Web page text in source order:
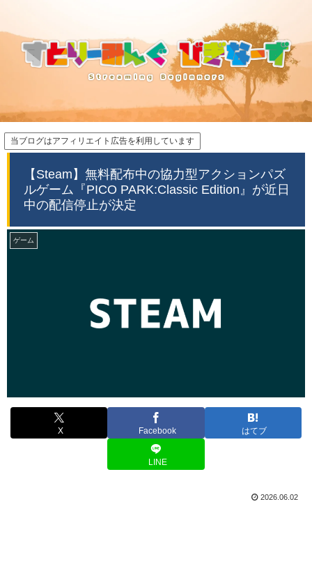
当ブログはアフィリエイト広告を利用しています
【Steam】無料配布中の協力型アクションパズ
ルゲーム『PICO PARK:Classic Edition』が近日
中の配信停止が決定
ゲーム
X Facebook はてブ
LINE
2026.06.02